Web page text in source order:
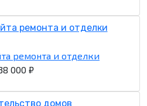
ремонта и отделки
000 ₽